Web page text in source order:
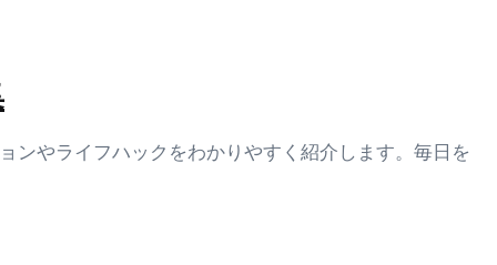
ンやライフハックをわかりやすく紹介します。毎日を